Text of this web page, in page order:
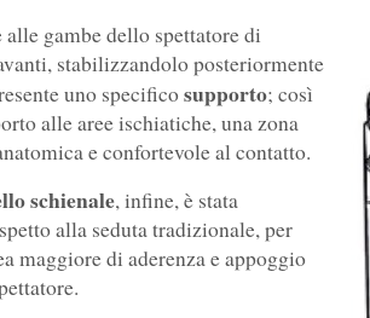
gambe dello spettatore di
stabilizzandolo posteriormente
uno specificosupporto; così
alle aree ischiatiche, una zona
e confortevole al contatto.
schienale, infine, è stata
alla seduta tradizionale, per
maggiore di aderenza e appoggio